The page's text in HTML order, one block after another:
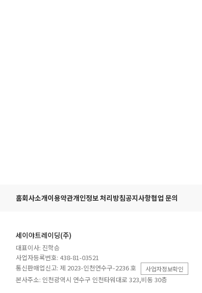
홈회사소개이용약관개인정보 처리방침공지사항협업 문의
세이야트레이딩(주)
대표이사: 진학승
사업자등록번호: 438-81-03521
통신판매업신고: 제 2023-인천연수구-2236 호
사업자정보확인
본사주소: 인천광역시 연수구 인천타워대로 323,비동 30층